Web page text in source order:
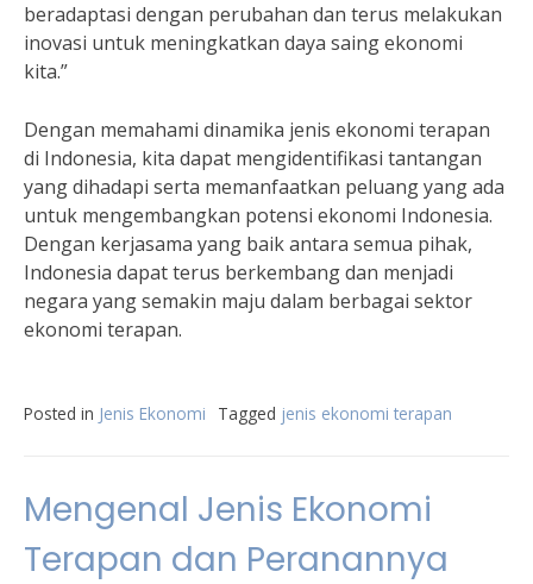
beradaptasi dengan perubahan dan terus melakukan
inovasi untuk meningkatkan daya saing ekonomi
kita.”
Dengan memahami dinamika jenis ekonomi terapan
di Indonesia, kita dapat mengidentifikasi tantangan
yang dihadapi serta memanfaatkan peluang yang ada
untuk mengembangkan potensi ekonomi Indonesia.
Dengan kerjasama yang baik antara semua pihak,
Indonesia dapat terus berkembang dan menjadi
negara yang semakin maju dalam berbagai sektor
ekonomi terapan.
Posted in Jenis Ekonomi Tagged jenis ekonomi terapan
Mengenal Jenis Ekonomi
Terapan dan Peranannya